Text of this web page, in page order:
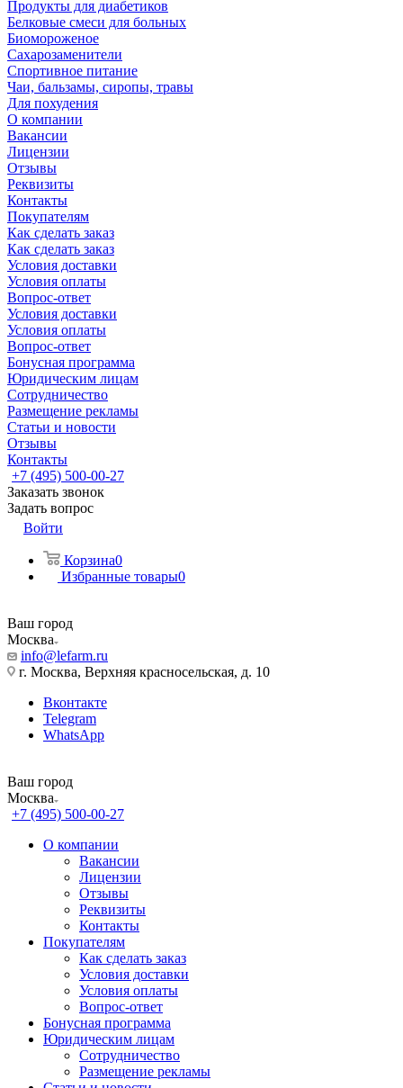
Продукты для диабетиков
Белковые смеси для больных
Биомороженое
Сахарозаменители
Спортивное питание
Чаи, бальзамы, сиропы, травы
Для похудения
О компании
Вакансии
Лицензии
Отзывы
Реквизиты
Контакты
Покупателям
Как сделать заказ
Как сделать заказ
Условия доставки
Условия оплаты
Вопрос-ответ
Условия доставки
Условия оплаты
Вопрос-ответ
Бонусная программа
Юридическим лицам
Сотрудничество
Размещение рекламы
Статьи и новости
Отзывы
Контакты
+7 (495) 500-00-27
Заказать звонок
Задать вопрос
Войти
Корзина0
Избранные товары0
Ваш город
Москва
info@lefarm.ru
г. Москва, Верхняя красносельская, д. 10
Вконтакте
Telegram
WhatsApp
Ваш город
Москва
+7 (495) 500-00-27
О компании
Вакансии
Лицензии
Отзывы
Реквизиты
Контакты
Покупателям
Как сделать заказ
Условия доставки
Условия оплаты
Вопрос-ответ
Бонусная программа
Юридическим лицам
Сотрудничество
Размещение рекламы